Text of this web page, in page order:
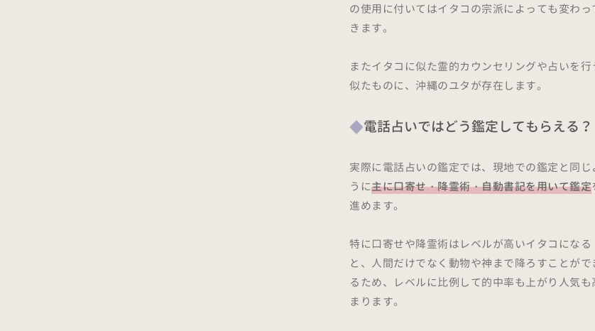
の使用に付いてはイタコの宗派によっても変わっ
きます。
またイタコに似た霊的カウンセリングや占いを行
似たものに、沖縄のユタが存在します。
電話占いではどう鑑定してもらえる？
実際に電話占いの鑑定では、現地での鑑定と同じ
うに主に口寄せ・降霊術・自動書記を用いて鑑定
進めます。
特に口寄せや降霊術はレベルが高いイタコになる
と、人間だけでなく動物や神まで降ろすことがで
るため、レベルに比例して的中率も上がり人気も
まります。